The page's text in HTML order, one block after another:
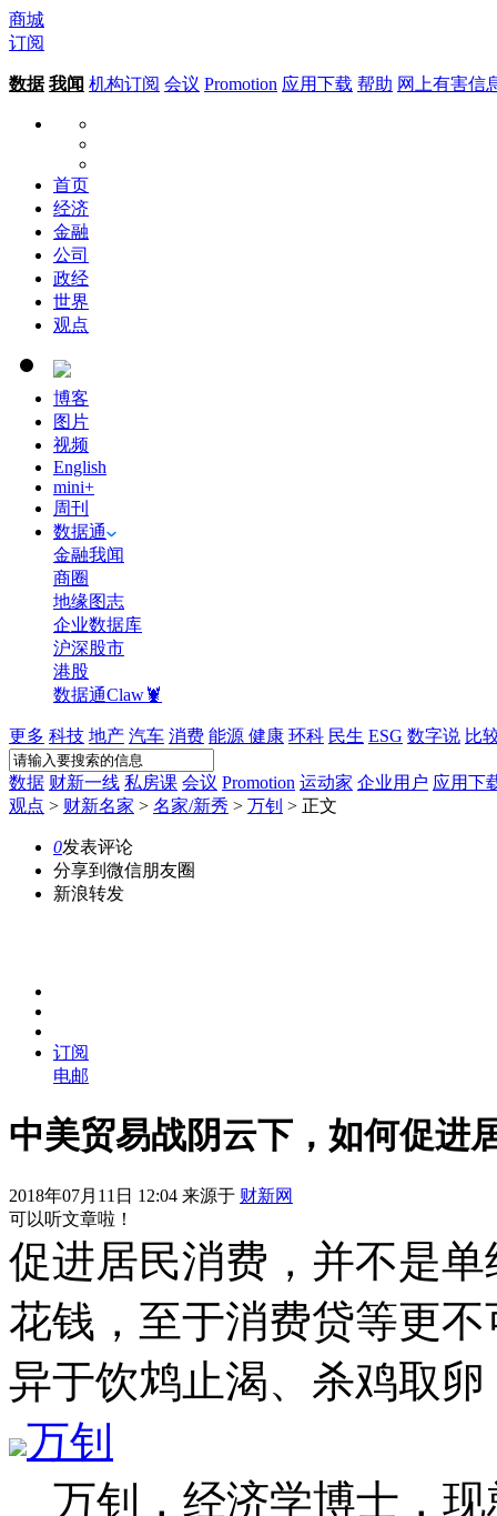
商城
订阅
数据 我闻 机构订阅 会议 Promotion 应用下载 帮助 网上有害信
首页
经济
金融
公司
政经
世界
观点
博客
图片
视频
English
mini+
周刊
数据通
金融我闻
商圈
地缘图志
企业数据库
沪深股市
港股
数据通Claw🦞
更多 科技 地产 汽车 消费 能源 健康 环科 民生 ESG 数字说 比
数据 财新一线 私房课 会议 Promotion 运动家 企业用户 应用下
观点 > 财新名家 > 名家/新秀 > 万钊 > 正文
0发表评论
分享到微信朋友圈
新浪转发
订阅
电邮
中美贸易战阴云下，如何促进
2018年07月11日 12:04 来源于 财新网
可以听文章啦！
促进居民消费，并不是
花钱，至于消费贷等更
异于饮鸩止渴、杀鸡取
万钊
万钊，经济学博士，